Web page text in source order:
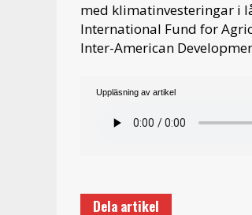
med klimatinvesteringar i
International Fund for
Inter-American
Uppläsning av artikel
Dela artikel